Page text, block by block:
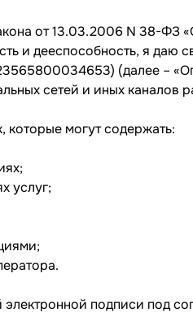
от 13.03.2006 N 38-ФЗ
и дееспособность, я
(далее –
сетей и иных каналов
которые могут содержать:
услуг;
электронной подписи под